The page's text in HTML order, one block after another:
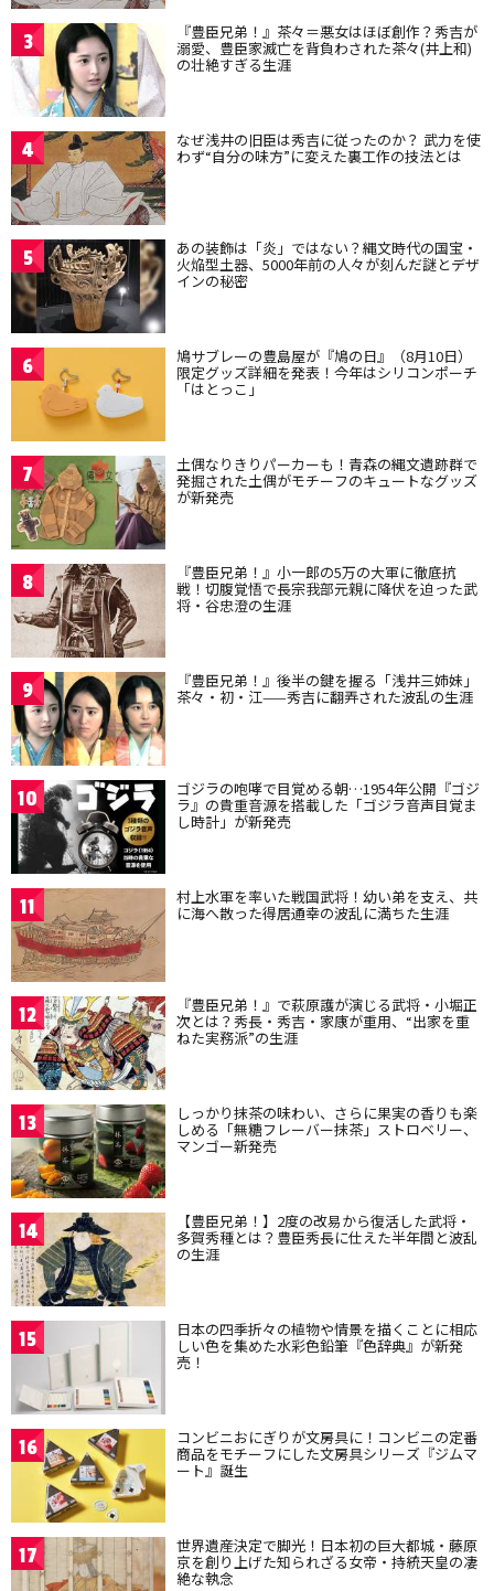
3 『豊臣兄弟！』茶々＝悪女はほぼ創作？秀吉が
溺愛、豊臣家滅亡を背負わされた茶々(井上和)
の壮絶すぎる生涯
4 なぜ浅井の旧臣は秀吉に従ったのか？ 武力を使
わず“自分の味方”に変えた裏工作の技法とは
5 あの装飾は「炎」ではない？縄文時代の国宝・
火焔型土器、5000年前の人々が刻んだ謎とデザ
インの秘密
6 鳩サブレーの豊島屋が『鳩の日』（8月10日）
限定グッズ詳細を発表！今年はシリコンポーチ
「はとっこ」
7 土偶なりきりパーカーも！青森の縄文遺跡群で
発掘された土偶がモチーフのキュートなグッズ
が新発売
8 『豊臣兄弟！』小一郎の5万の大軍に徹底抗
戦！切腹覚悟で長宗我部元親に降伏を迫った武
将・谷忠澄の生涯
9 『豊臣兄弟！』後半の鍵を握る「浅井三姉妹」
茶々・初・江——秀吉に翻弄された波乱の生涯
10 ゴジラの咆哮で目覚める朝…1954年公開『ゴジ
ラ』の貴重音源を搭載した「ゴジラ音声目覚ま
し時計」が新発売
11 村上水軍を率いた戦国武将！幼い弟を支え、共
に海へ散った得居通幸の波乱に満ちた生涯
12 『豊臣兄弟！』で萩原護が演じる武将・小堀正
次とは？秀長・秀吉・家康が重用、“出家を重
ねた実務派”の生涯
13 しっかり抹茶の味わい、さらに果実の香りも楽
しめる「無糖フレーバー抹茶」ストロベリー、
マンゴー新発売
14 【豊臣兄弟！】2度の改易から復活した武将・
多賀秀種とは？豊臣秀長に仕えた半年間と波乱
の生涯
15 日本の四季折々の植物や情景を描くことに相応
しい色を集めた水彩色鉛筆『色辞典』が新発
売！
16 コンビニおにぎりが文房具に！コンビニの定番
商品をモチーフにした文房具シリーズ『ジムマ
ート』誕生
17 世界遺産決定で脚光！日本初の巨大都城・藤原
京を創り上げた知られざる女帝・持統天皇の凄
絶な執念